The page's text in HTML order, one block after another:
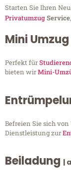
Starten Sie Ihren
PrivatumzugService
Mini Umzug
Perfekt für
bieten wirMini-
Befreien Sie sich
Dienstleistung zur
Beiladung |